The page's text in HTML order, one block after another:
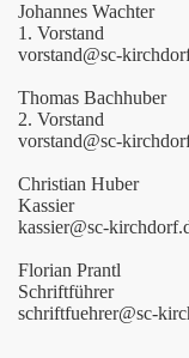
Johannes Wachter
1. Vorstand
vorstand@sc-
Thomas Bachhuber
2. Vorstand
vorstand@sc-
Christian Huber
Kassier
kassier@sc-
Florian Prantl
Schriftführer
schriftfuehrer@sc-